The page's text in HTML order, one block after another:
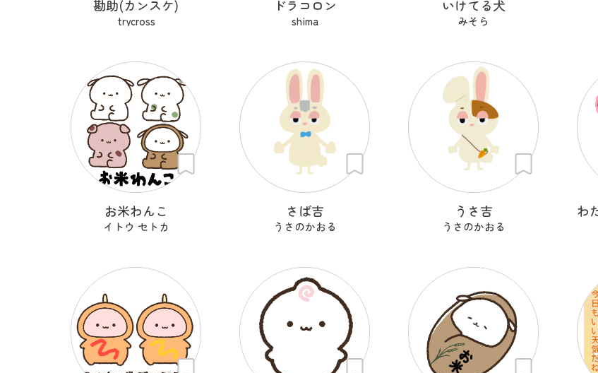
勘助(カンスケ)
trycross
ドラコロン
shima
いけてる犬
みそら
お米わんこ
イトウ セトカ
さば吉
うさのかおる
うさ吉
うさのかおる